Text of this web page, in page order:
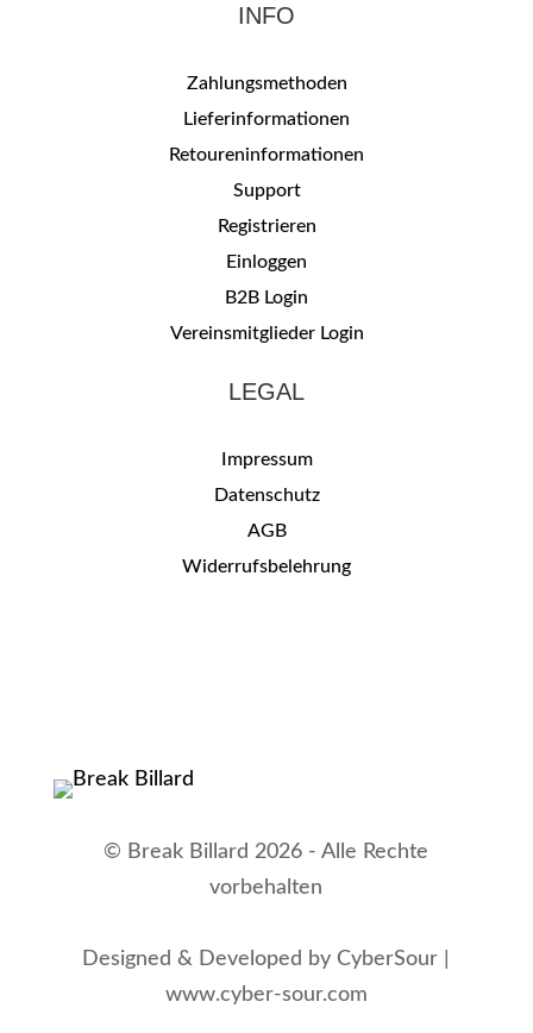
INFO
Zahlungsmethoden
Lieferinformationen
Retoureninformationen
Support
Registrieren
Einloggen
B2B Login
Vereinsmitglieder Login
LEGAL
Impressum
Datenschutz
AGB
Widerrufsbelehrung
© Break Billard 2026 - Alle Rechte
vorbehalten
Designed & Developed by CyberSour |
www.cyber-sour.com